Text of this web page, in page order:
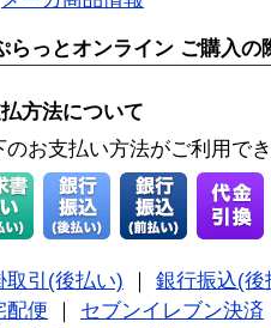
らっとオンライン ご購入の
方法について
のお支払い方法がご利用で
取引(後払い)
銀行振込(後
配便
セブンイレブン決済